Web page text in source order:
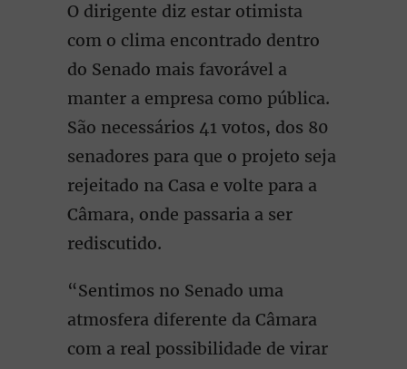
O dirigente diz estar otimista
com o clima encontrado dentro
do Senado mais favorável a
manter a empresa como pública.
São necessários 41 votos, dos 80
senadores para que o projeto seja
rejeitado na Casa e volte para a
Câmara, onde passaria a ser
rediscutido.
“Sentimos no Senado uma
atmosfera diferente da Câmara
com a real possibilidade de virar